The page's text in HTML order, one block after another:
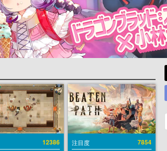
12386 注目度 7854